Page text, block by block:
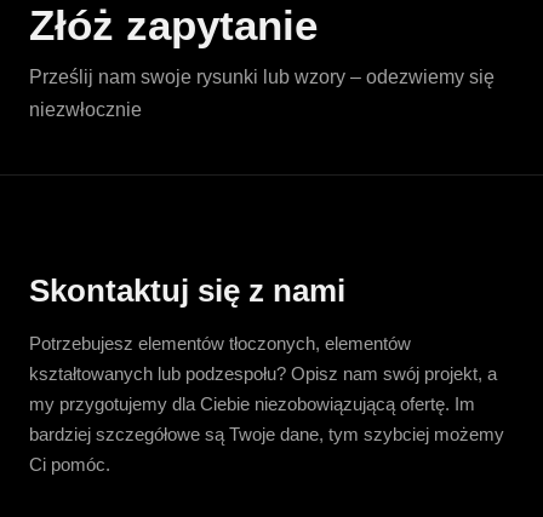
Złóż zapytanie
Prześlij nam swoje rysunki lub wzory – odezwiemy się
niezwłocznie
Skontaktuj się z nami
Potrzebujesz elementów tłoczonych, elementów
kształtowanych lub podzespołu? Opisz nam swój projekt, a
my przygotujemy dla Ciebie niezobowiązującą ofertę. Im
bardziej szczegółowe są Twoje dane, tym szybciej możemy
Ci pomóc.